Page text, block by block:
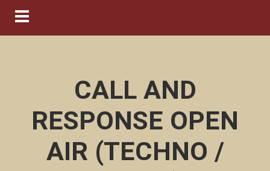
Navigation ein-/ausblenden
CALL AND
RESPONSE OPEN
AIR (TECHNO /